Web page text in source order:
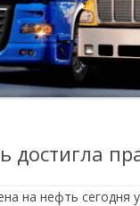
достигла